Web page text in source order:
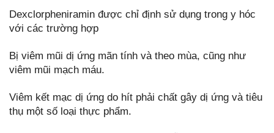
Dexclorpheniramin được chỉ định sử dụng trong y hóc
với các trường hợp
Bị viêm mũi dị ứng mãn tính và theo mùa, cũng như
viêm mũi mạch máu.
Viêm kết mạc dị ứng do hít phải chất gây dị ứng và tiêu
thụ một số loại thực phẩm.